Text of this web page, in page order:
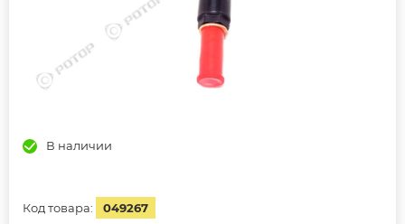
В наличии
Код товара: 049267